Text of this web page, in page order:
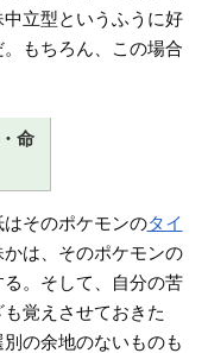
立型というふうに好
もちろん、この場合
命
そのポケモンのタイ
は、そのポケモンの
。そして、自分の苦
覚えさせておきた
の余地のないものも